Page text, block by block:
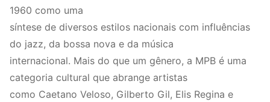
1960 como uma
síntese de diversos estilos nacionais com influências
do jazz, da bossa nova e da música
internacional. Mais do que um gênero, a MPB é uma
categoria cultural que abrange artistas
como Caetano Veloso, Gilberto Gil, Elis Regina e